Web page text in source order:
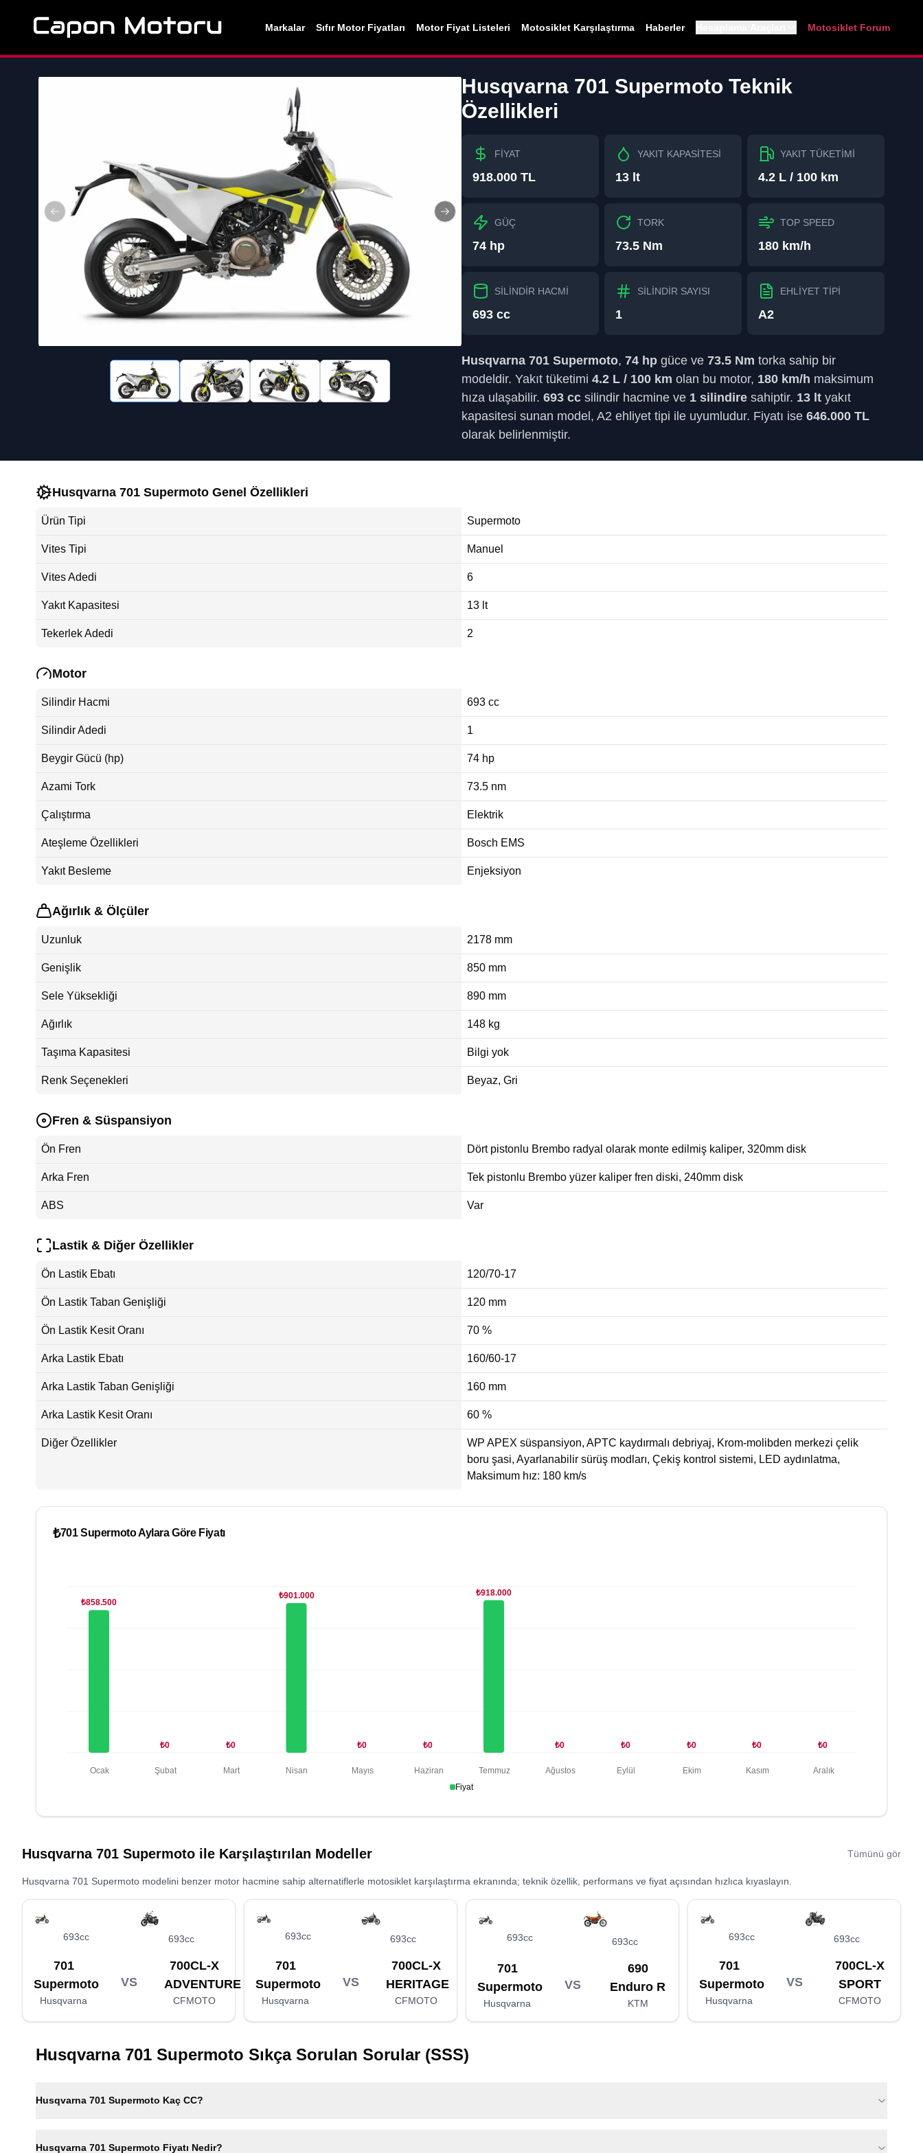
Markalar Sıfır Motor Fiyatları Motor Fiyat Listeleri Motosiklet Karşılaştırma Haberler Motosiklet Forum
Previous slide Next slide
Husqvarna 701 Supermoto Teknik
Özellikleri
FİYAT
918.000 TL
YAKIT KAPASİTESİ
13 lt
YAKIT TÜKETİMİ
4.2 L / 100 km
GÜÇ
74 hp
TORK
73.5 Nm
TOP SPEED
180 km/h
SİLİNDİR HACMİ
693 cc
SİLİNDİR SAYISI
1
EHLİYET TİPİ
A2
Husqvarna 701 Supermoto, 74 hp güce ve 73.5 Nm torka sahip bir
modeldir. Yakıt tüketimi 4.2 L / 100 km olan bu motor, 180 km/h maksimum
hıza ulaşabilir. 693 cc silindir hacmine ve 1 silindire sahiptir. 13 lt yakıt
kapasitesi sunan model, A2 ehliyet tipi ile uyumludur. Fiyatı ise 646.000 TL
olarak belirlenmiştir.
Husqvarna 701 Supermoto Genel Özellikleri
Ürün Tipi Supermoto
Vites Tipi Manuel
Vites Adedi 6
Yakıt Kapasitesi 13 lt
Tekerlek Adedi 2
Motor
Silindir Hacmi 693 cc
Silindir Adedi 1
Beygir Gücü (hp) 74 hp
Azami Tork 73.5 nm
Çalıştırma Elektrik
Ateşleme Özellikleri Bosch EMS
Yakıt Besleme Enjeksiyon
Ağırlık & Ölçüler
Uzunluk 2178 mm
Genişlik 850 mm
Sele Yüksekliği 890 mm
Ağırlık 148 kg
Taşıma Kapasitesi Bilgi yok
Renk Seçenekleri Beyaz, Gri
Fren & Süspansiyon
Ön Fren Dört pistonlu Brembo radyal olarak monte edilmiş kaliper, 320mm disk
Arka Fren Tek pistonlu Brembo yüzer kaliper fren diski, 240mm disk
ABS Var
Lastik & Diğer Özellikler
Ön Lastik Ebatı 120/70-17
Ön Lastik Taban Genişliği 120 mm
Ön Lastik Kesit Oranı 70 %
Arka Lastik Ebatı 160/60-17
Arka Lastik Taban Genişliği 160 mm
Arka Lastik Kesit Oranı 60 %
Diğer Özellikler
WP APEX süspansiyon, APTC kaydırmalı debriyaj, Krom-molibden merkezi çelik
boru şasi, Ayarlanabilir sürüş modları, Çekiş kontrol sistemi, LED aydınlatma,
Maksimum hız: 180 km/s
₺701 Supermoto Aylara Göre Fiyatı
Ocak Şubat Mart Nisan Mayıs Haziran Temmuz Ağustos Eylül Ekim Kasım Aralık
₺858.500
₺0 ₺0
₺901.000
₺0 ₺0
₺918.000
₺0 ₺0 ₺0 ₺0 ₺0
Fiyat
Husqvarna 701 Supermoto ile Karşılaştırılan Modeller Tümünü gör
Husqvarna 701 Supermoto modelini benzer motor hacmine sahip alternatiflerle motosiklet karşılaştırma ekranında; teknik özellik, performans ve fiyat açısından hızlıca kıyaslayın.
693cc 693cc
701
Supermoto
Husqvarna
VS
700CL-X
ADVENTURE
CFMOTO
693cc 693cc
701
Supermoto
Husqvarna
VS
700CL-X
HERITAGE
CFMOTO
693cc 693cc
701
Supermoto
Husqvarna
VS
690
Enduro R
KTM
693cc 693cc
701
Supermoto
Husqvarna
VS
700CL-X
SPORT
CFMOTO
Husqvarna 701 Supermoto Sıkça Sorulan Sorular (SSS)
Husqvarna 701 Supermoto Kaç CC?
Husqvarna 701 Supermoto Fiyatı Nedir?